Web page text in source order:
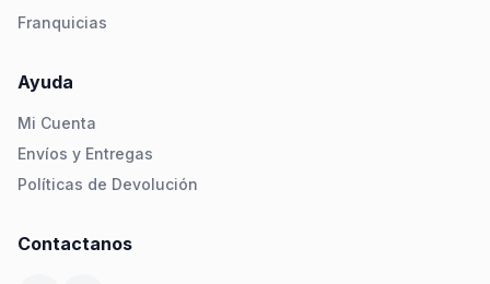
Franquicias
Ayuda
Mi Cuenta
Envíos y Entregas
Políticas de Devolución
Contactanos